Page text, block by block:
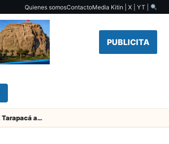
Quienes somosContactoMedia Kitin | X | YT |
PUBLICITA
Fiesta de San Lorenzo: GORE Tarapacá aporta $126 millones y entrega obras en el campanario